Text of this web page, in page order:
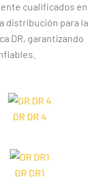
cualificados en
distribución para la
DR, garantizando
DR DR 4
DR DR1